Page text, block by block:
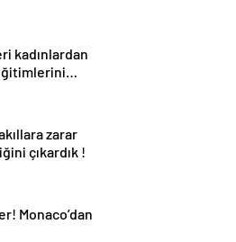
kadınlardan
zarar
çıkardık !
Monaco’dan